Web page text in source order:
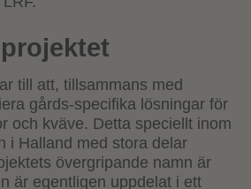
till att, tillsammans med
gårds-specifika lösningar för
och kväve. Detta speciellt inom
i Halland med stora delar
övergripande namn är
är egentligen uppdelat i ett